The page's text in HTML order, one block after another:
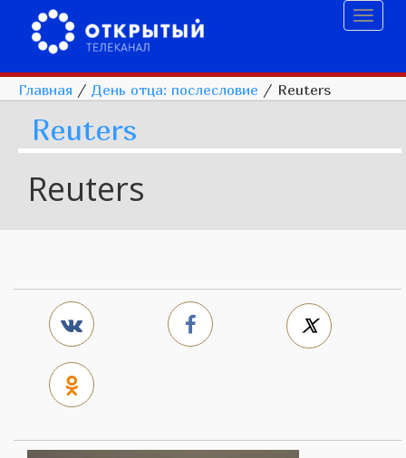
Главная / День отца: послесловие / Reuters
Reuters
Reuters